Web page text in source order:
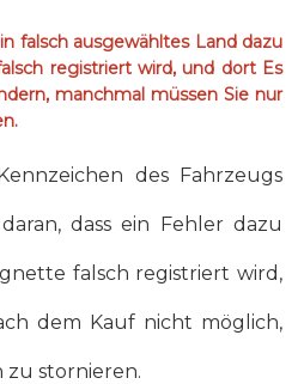
falsch ausgewähltes Land dazu
registriert wird, und dort Es
manchmal müssen Sie nur
des Fahrzeugs
dass ein Fehler dazu
falsch registriert wird,
dem Kauf nicht möglich,
zu stornieren.